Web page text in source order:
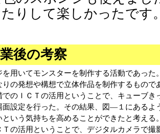
りして楽しかったです
後の考察
用いてモンスターを制作する活動であっ
の発想や構想で立体作品を制作するもので
でのＩＣＴの活用ということで、キューブ
面設定を行った。その結果、図―１にあるよ
という気持ちを高めることができたと考え
Ｔの活用ということで、デジタルカメラで